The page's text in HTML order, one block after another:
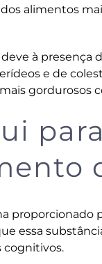
alimentos
à presença
e de
gordurosos
proporcionado
essa
cognitivos.